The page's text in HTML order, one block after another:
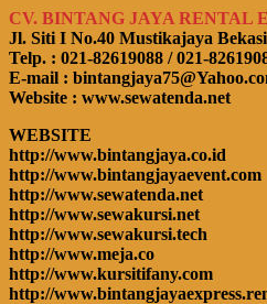
CV. BINTANG JAYA RENTAL
Jl. Siti I No.40 Mustikajaya Bekasi
Telp. : 021-82619088 / 021-
E-mail :
Website : www.sewatenda.net
WEBSITE
http://www.bintangjaya.co.id
http://www.bintangjayaevent.com
http://www.sewatenda.net
http://www.sewakursi.net
http://www.sewakursi.tech
http://www.meja.co
http://www.kursitifany.com
http://